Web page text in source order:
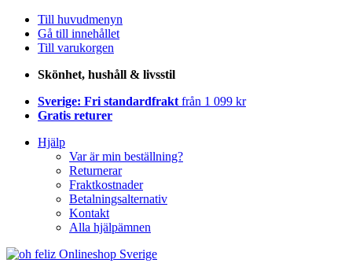
Till huvudmenyn
Gå till innehållet
Till varukorgen
Skönhet, hushåll & livsstil
Sverige: Fri standardfrakt från 1 099 kr
Gratis returer
Hjälp
Var är min beställning?
Returnerar
Fraktkostnader
Betalningsalternativ
Kontakt
Alla hjälpämnen